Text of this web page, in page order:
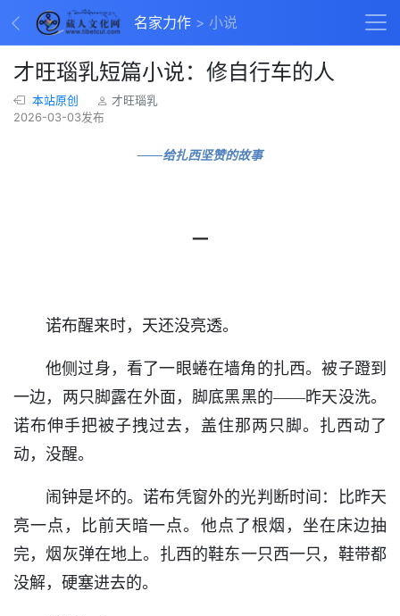
名家力作 小说
才旺瑙乳短篇小说：修自行车的人
本站原创
才旺瑙乳
2026-03-03发布
——给扎西坚赞的故事
一
诺布醒来时，天还没亮透。
他侧过身，看了一眼蜷在墙角的扎西。被子蹬到
一边，两只脚露在外面，脚底黑黑的——昨天没洗。
诺布伸手把被子拽过去，盖住那两只脚。扎西动了
动，没醒。
闹钟是坏的。诺布凭窗外的光判断时间：比昨天
亮一点，比前天暗一点。他点了根烟，坐在床边抽
完，烟灰弹在地上。扎西的鞋东一只西一只，鞋带都
没解，硬塞进去的。